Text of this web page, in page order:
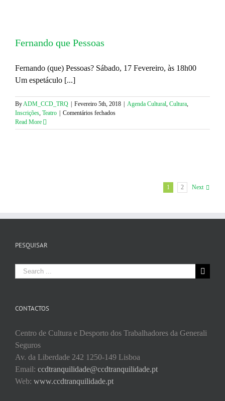
Fernando que Pessoas
Fernando (que) Pessoas? Sábado, 17 Fevereiro, às 18h00
Um espetáculo [...]
ByADM_CCD_TRQ Fevereiro 5th, 2018 Agenda Cultural, Cultura,
Inscrições, Teatro Comentários fechadosem
que
Read More
1 2 Next
PESQUISAR
Search
for:
CONTACTOS
Centro de Cultura e Desporto dos Trabalhadores da Generali
Seguros
Av. da Liberdade 242 1250-149 Lisboa
Email: ccdtranquilidade@ccdtranquilidade.pt
Web: www.ccdtranquilidade.pt